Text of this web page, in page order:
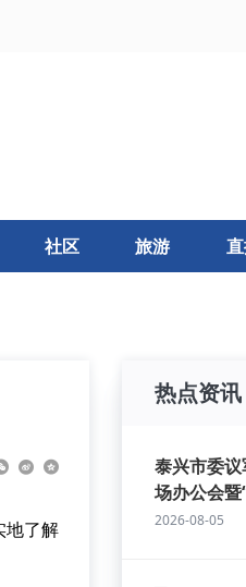
社区 旅游
地了解
热点资讯
泰兴市委
场办公会暨
2026-08-05